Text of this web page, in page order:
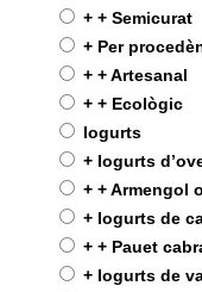
+ + Semicurat
+ Per
+ + Artesanal
+ + Ecològic
Iogurts
+ Iogurts
+ + Armengol
+ Iogurts de
+ + Pauet
+ Iogurts de